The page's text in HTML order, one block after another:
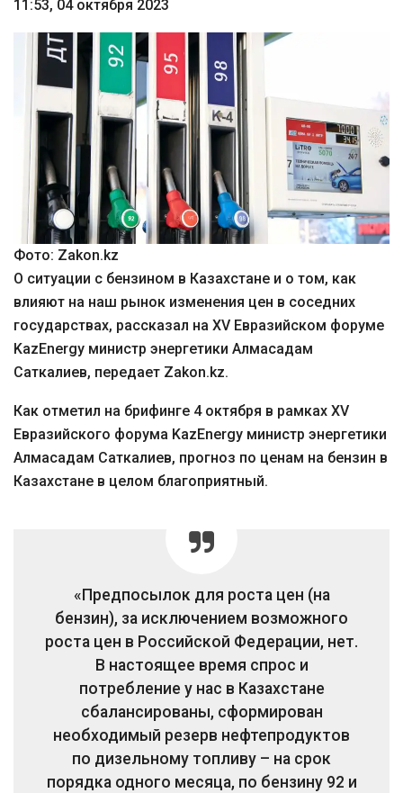
11:53, 04 октября 2023
Фото: Zakon.kz
О ситуации с бензином в Казахстане и о том, как
влияют на наш рынок изменения цен в соседних
государствах, рассказал на XV Евразийском форуме
KazEnergy министр энергетики Алмасадам
Саткалиев, передает Zakon.kz.
Как отметил на брифинге 4 октября в рамках XV
Евразийского форума KazEnergy министр энергетики
Алмасадам Саткалиев, прогноз по ценам на бензин в
Казахстане в целом благоприятный.
«Предпосылок для роста цен (на
бензин), за исключением возможного
роста цен в Российской Федерации, нет.
В настоящее время спрос и
потребление у нас в Казахстане
сбалансированы, сформирован
необходимый резерв нефтепродуктов
по дизельному топливу – на срок
порядка одного месяца, по бензину 92 и